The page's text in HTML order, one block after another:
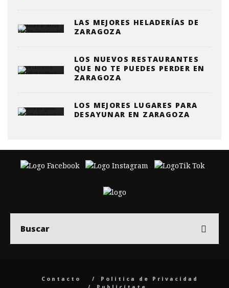
LAS MEJORES HELADERÍAS DE
ZARAGOZA
LOS NUEVOS RESTAURANTES
QUE NO TE PUEDES PERDER EN
ZARAGOZA
LOS MEJORES LUGARES PARA
DESAYUNAR EN ZARAGOZA
Contacto
Politica de Privacidad